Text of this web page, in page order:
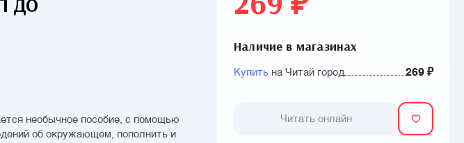
ДО
необычное пособие, с помощью
об окружающем, пополнить и
Наличие в магазинах
Купить на Читай город 269 ₽
Читать онлайн